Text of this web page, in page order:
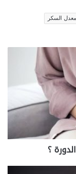
معدل السكر
؟